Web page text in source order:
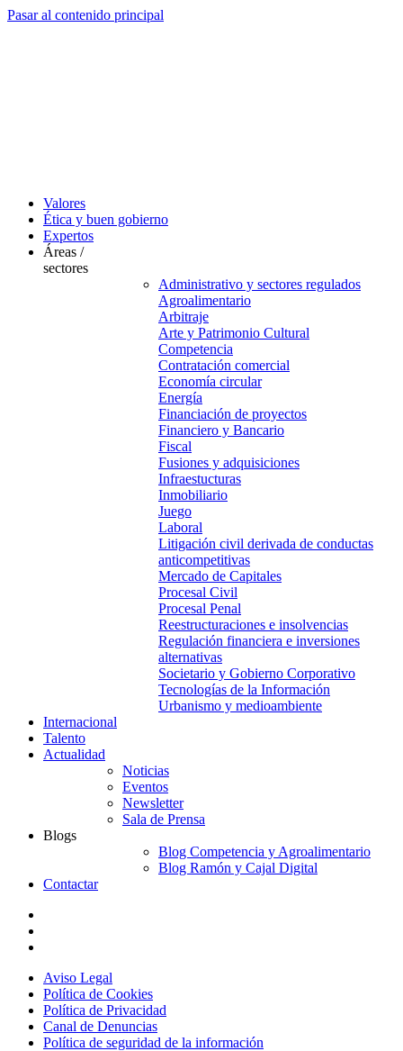
Pasar al contenido principal
Valores
Ética y buen gobierno
Expertos
Áreas /
sectores
Administrativo y sectores regulados
Agroalimentario
Arbitraje
Arte y Patrimonio Cultural
Competencia
Contratación comercial
Economía circular
Energía
Financiación de proyectos
Financiero y Bancario
Fiscal
Fusiones y adquisiciones
Infraestucturas
Inmobiliario
Juego
Laboral
Litigación civil derivada de conductas
anticompetitivas
Mercado de Capitales
Procesal Civil
Procesal Penal
Reestructuraciones e insolvencias
Regulación financiera e inversiones
alternativas
Societario y Gobierno Corporativo
Tecnologías de la Información
Urbanismo y medioambiente
Internacional
Talento
Actualidad
Noticias
Eventos
Newsletter
Sala de Prensa
Blogs
Blog Competencia y Agroalimentario
Blog Ramón y Cajal Digital
Contactar
Aviso Legal
Política de Cookies
Política de Privacidad
Canal de Denuncias
Política de seguridad de la información